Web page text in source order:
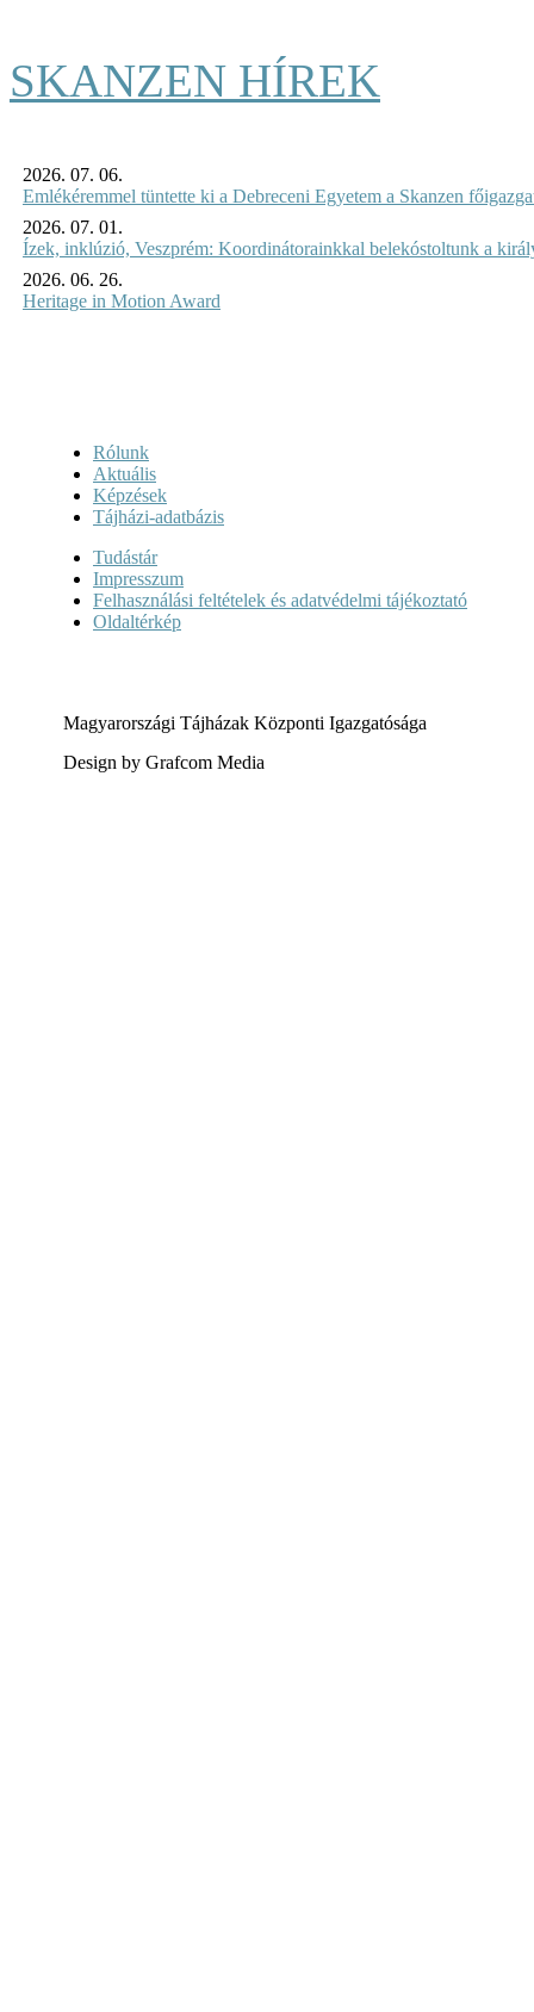
SKANZEN HÍREK
2026. 07. 06.
Emlékéremmel tüntette ki a Debreceni Egyetem a Skanzen
2026. 07. 01.
Ízek, inklúzió, Veszprém: Koordinátorainkkal belekóstoltunk a
2026. 06. 26.
Heritage in Motion Award
Rólunk
Aktuális
Képzések
Tájházi-adatbázis
Tudástár
Impresszum
Felhasználási feltételek és adatvédelmi tájékoztató
Oldaltérkép
Magyarországi Tájházak Központi Igazgatósága
Design by Grafcom Media